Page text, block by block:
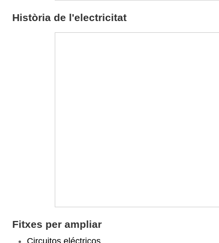
Història de l'electricitat
Fitxes per ampliar
Circuitos eléctricos